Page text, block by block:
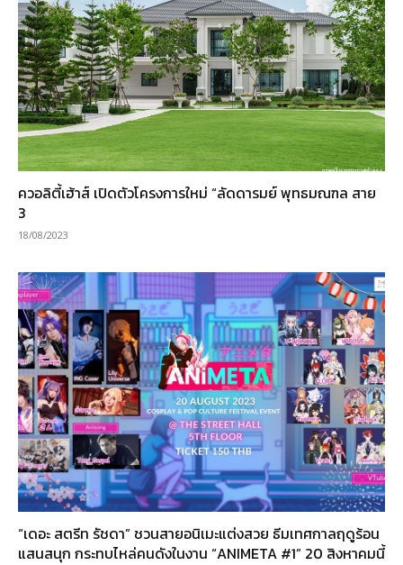
ควอลิตี้เฮ้าส์ เปิดตัวโครงการใหม่ “ลัดดารมย์ พุทธมณฑล สาย
3
18/08/2023
“เดอะ สตรีท รัชดา” ชวนสายอนิเมะแต่งสวย ธีมเทศกาลฤดูร้อน
แสนสนุก กระทบไหล่คนดังในงาน “ANIMETA #1” 20 สิงหาคมนี้